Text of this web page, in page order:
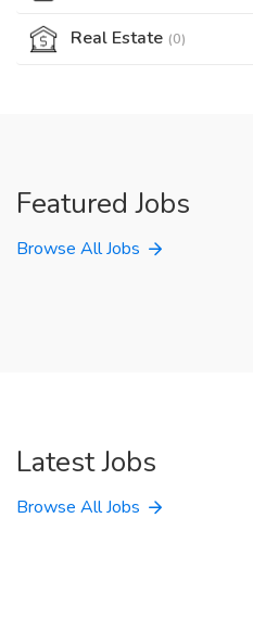
Real Estate (0)
Featured Jobs
Browse All Jobs
Latest Jobs
Browse All Jobs